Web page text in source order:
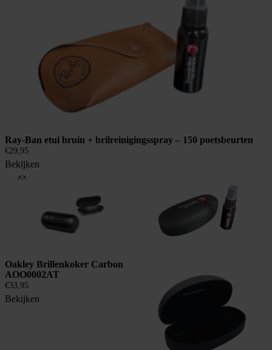
Ray-Ban etui bruin + brilreinigingsspray – 150 poetsbeurten
€29,95
Bekijken
Oakley Brillenkoker Carbon
AOO0002AT
€33,95
Bekijken